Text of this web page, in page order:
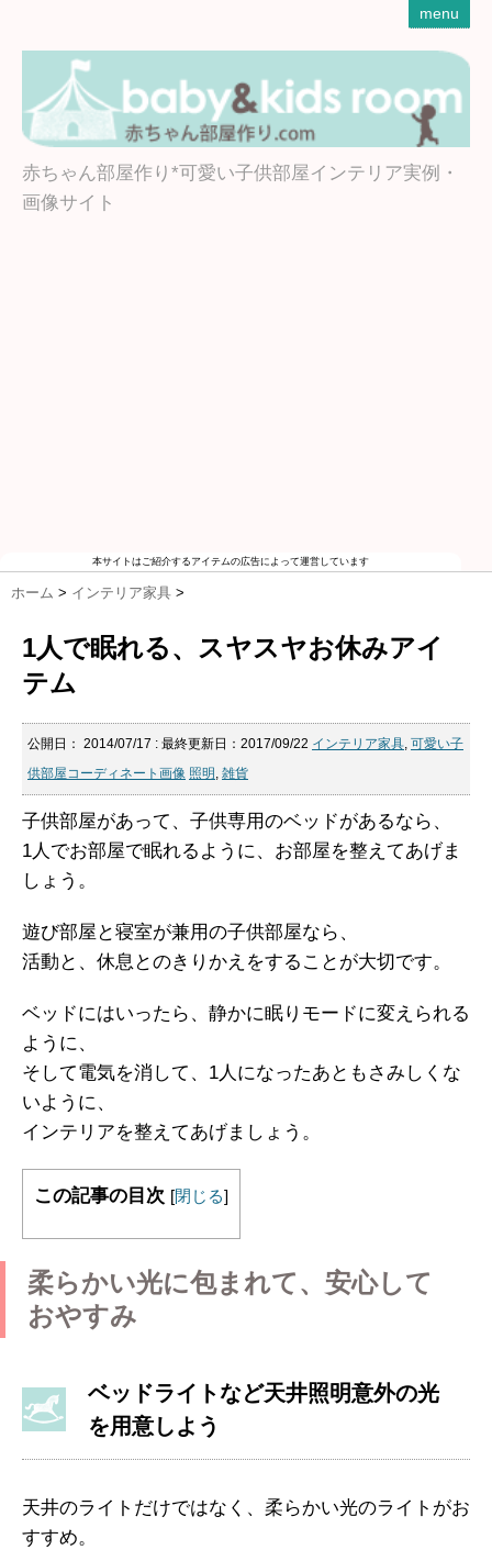
menu
赤ちゃん部屋作り*可愛い子供部屋インテリア実例・
画像サイト
本サイトはご紹介するアイテムの広告によって運営しています
ホーム > インテリア家具 >
1人で眠れる、スヤスヤお休みアイ
テム
公開日： 2014/07/17 : 最終更新日：2017/09/22 インテリア家具, 可愛い子
供部屋コーディネート画像 照明 , 雑貨
子供部屋があって、子供専用のベッドがあるなら、
1人でお部屋で眠れるように、お部屋を整えてあげま
しょう。
遊び部屋と寝室が兼用の子供部屋なら、
活動と、休息とのきりかえをすることが大切です。
ベッドにはいったら、静かに眠りモードに変えられる
ように、
そして電気を消して、1人になったあともさみしくな
いように、
インテリアを整えてあげましょう。
この記事の目次 [閉じる]
柔らかい光に包まれて、安心して
おやすみ
ベッドライトなど天井照明意外の光
を用意しよう
天井のライトだけではなく、柔らかい光のライトがお
すすめ。